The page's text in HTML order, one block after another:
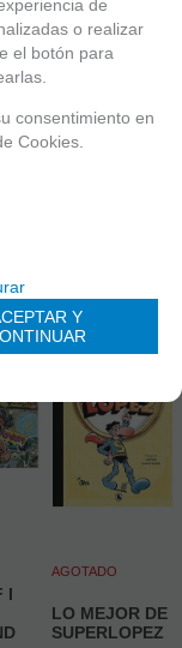
A
4.00%IVA incluido
AÑADIR A
I
AGOTADO
LO MEJOR DE
SUPERLOPEZ
de
o realizar
el botón para
consentimiento en
Cookies.
Y